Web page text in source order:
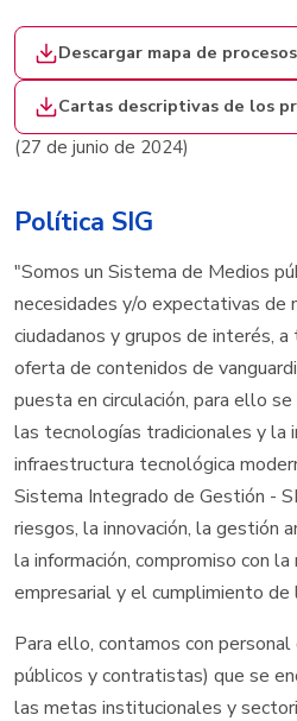
Descargar mapa de procesos
Cartas descriptivas de los
(27 de junio de 2024)
Política SIG
"Somos un Sistema de Medios
necesidades y/o expectativas de
ciudadanos y grupos de interés,
oferta de contenidos de
puesta en circulación, para ello
las tecnologías tradicionales y la
infraestructura tecnológica
Sistema Integrado de Gestión -
riesgos, la innovación, la gestión
la información, compromiso con
empresarial y el cumplimiento
Para ello, contamos con
públicos y contratistas) que se
las metas institucionales y